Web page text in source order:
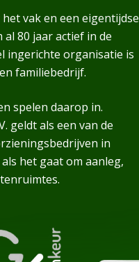
vak en een eigentijdse
80 jaar actief in de
ingerichte organisatie is
familiebedrijf.
spelen daarop in.
geldt als een van de
in
het gaat om aanleg,